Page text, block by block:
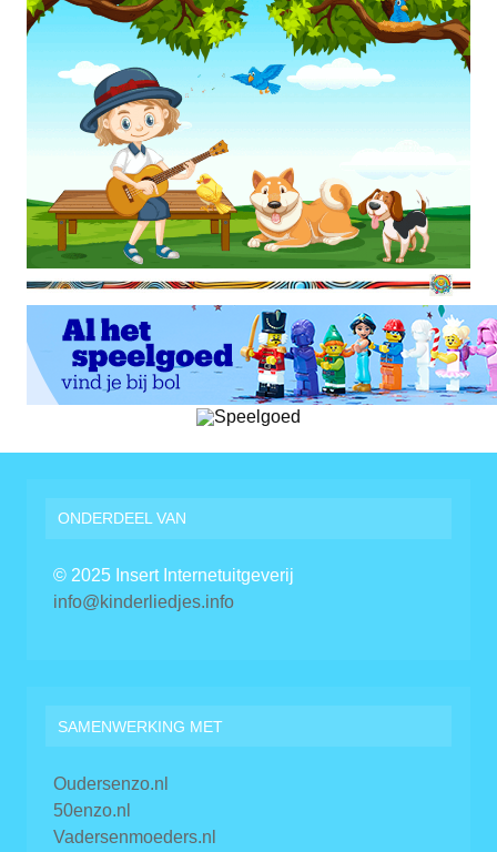
ONDERDEEL VAN
© 2025 Insert Internetuitgeverij
info@kinderliedjes.info
SAMENWERKING MET
Oudersenzo.nl
50enzo.nl
Vadersenmoeders.nl